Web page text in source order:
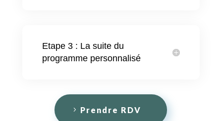
Etape 3 : La suite du
programme personnalisé
Prendre RDV